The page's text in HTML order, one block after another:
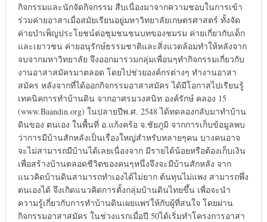
กิจกรรมและนักจัดกิจกรรม สืบเนื่องมาจากความชอบในการเข้า
ร่วมค่ายอาสาเมื่อสมัยเรียนอยู่มหาวิทยาลัยเกษตรศาสตร์ ทั้งจัด
ค่ายบำเพ็ญประโยชน์ต่อชุมชนชนบทของชมรม ค่ายเกี่ยวกับเด็ก
และเยาวชน ค่ายอนุรักษ์ธรรมชาติและสิ่งแวดล้อมทำให้หลังจาก
จบจากมหาวิทยาลัย จึงออกมารวมกลุ่มเพื่อนๆทำกิจกรรมเกี่ยวกับ
งานอาสาสมัครมาตลอด โดยไปช่วยองค์กรต่างๆ ทำงานอาสา
สมัคร หลังจากที่ได้ออกกิจกรรมอาสาสมัคร ได้มีโอกาสไปเรียนรู้
เทคนิคการทำบ้านดิน จากอาศรมวงสนิท องค์รักษ์ คลอง 15
(www.Baandin.org) ในปลายปีพ.ศ. 2548 ได้ทดลองกลับมาทำบ้าน
ดินของ ตนเอง ในพื้นที่ อ.แก้งคร้อ จ.ชัยภูมิ จากการเก็บข้อมูลพบ
ว่าการมีบ้านสักหลังเป็นเรื่องใหญ่สำหรับหลายๆคน บางคนอาจ
จะไม่สามารถมีบ้านได้เลยเนื่องจาก มีรายได้น้อยหรือต้องเก็บเงิน
เพื่อสร้างบ้านตลอดชีวิตของคนๆหนึ่งจึงจะมีบ้านสักหลัง จาก
แนวคิดบ้านดินสามารถทำเองได้ไม่ยาก ต้นทุนไม่แพง สามารถพึ่ง
ตนเองได้ จึงเกิดแนวคิดการตั้งกลุ่มบ้านดินไทยขึ้น เพื่อจะนำ
ความรู้เกี่ยวกับการทำบ้านดินเผยแพร่ให้กับผู้ที่สนใจ โดยผ่าน
กิจกรรมอาสาสมัคร ในช่วงแรกเมื่อปี 50ได้เริ่มทำโครงการอาสา